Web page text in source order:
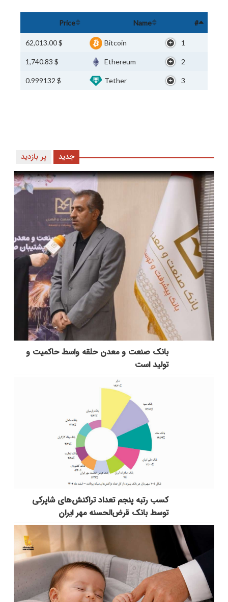
#
Name
Price
1
Bitcoin
$ 62,013.00
2
Ethereum
$ 1,740.83
3
Tether
$ 0.999132
پر بازدید جدید
بانك صنعت و معدن حلقه واسط حاكمیت و
تولید است
کسب رتبه پنجم تعداد تراکنش‌های شاپرکی
توسط بانک قرض‌الحسنه مهر ایران